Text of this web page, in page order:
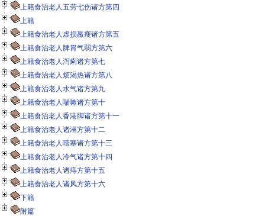
上籍食治老人五劳七伤诸方第四
上籍
上籍食治老人虚损羸瘦诸方第五
上籍食治老人脾胃气弱方第六
上籍食治老人泻痢诸方第七
上籍食治老人烦渴热诸方第八
上籍食治老人水气诸方第九
上籍食治老人喘嗽诸方第十
上籍食治老人香港脚诸方第十一
上籍食治老人诸淋方第十二
上籍食治老人噎塞诸方第十三
上籍食治老人冷气诸方第十四
上籍食治老人诸痔方第十五
上籍食治老人诸风方第十六
下籍
附篇